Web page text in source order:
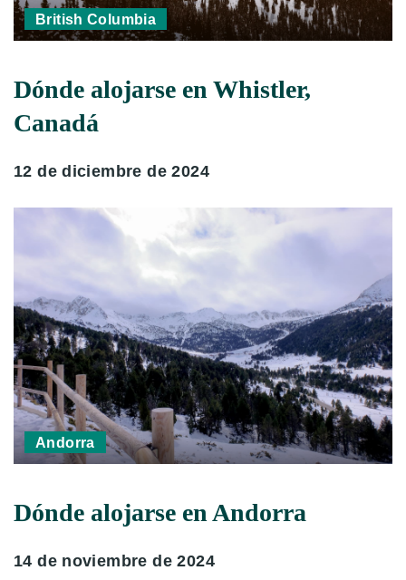
British Columbia
Dónde alojarse en Whistler,
Canadá
12 de diciembre de 2024
Andorra
Dónde alojarse en Andorra
14 de noviembre de 2024